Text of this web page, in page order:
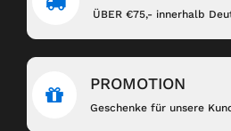
ÜBER €75,- innerhalb
PROMOTION
Geschenke für unsere